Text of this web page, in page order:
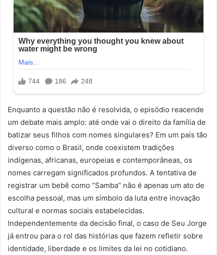
Enquanto a questão não é resolvida, o episódio reacende
um debate mais amplo: até onde vai o direito da família de
batizar seus filhos com nomes singulares? Em um país tão
diverso como o Brasil, onde coexistem tradições
indígenas, africanas, europeias e contemporâneas, os
nomes carregam significados profundos. A tentativa de
registrar um bebê como “Samba” não é apenas um ato de
escolha pessoal, mas um símbolo da luta entre inovação
cultural e normas sociais estabelecidas.
Independentemente da decisão final, o caso de Seu Jorge
já entrou para o rol das histórias que fazem refletir sobre
identidade, liberdade e os limites da lei no cotidiano.